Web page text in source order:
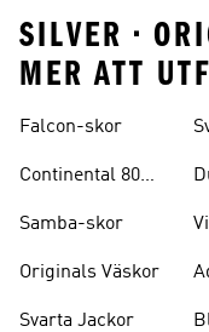
SILVER •
MER ATT
Falcon-skor
Continental 80
Samba-skor
Originals Väskor
Svarta Jackor